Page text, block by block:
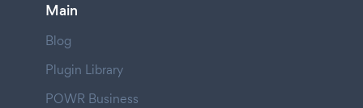
Main
Blog
Plugin Library
POWR Business